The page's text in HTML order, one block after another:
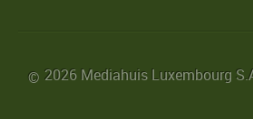
© 2026 Mediahuis Luxembourg